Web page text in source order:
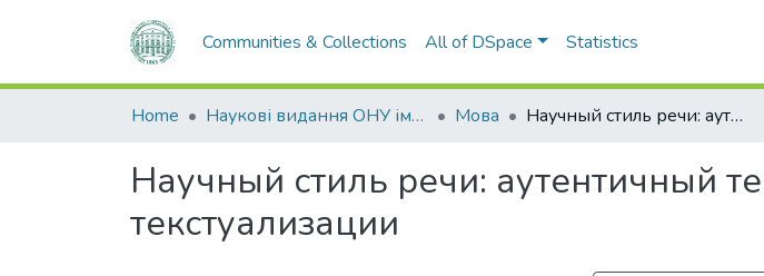
Communities & Collections All of DSpace Statistics
Home Наукові видання ОНУ імені І. І. Мечникова Мова Научный стиль речи: аутентичный текст как объект рецептивной текстуализации
Научный стиль речи: аутентичный
текстуализации